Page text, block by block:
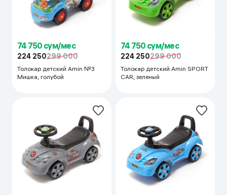
74 750 сум/мес
224 250299 000
Толокар детский Amin №3
Мишка, голубой
74 750 сум/мес
224 250299 000
Толокар детский Amin SPORT
CAR, зеленый